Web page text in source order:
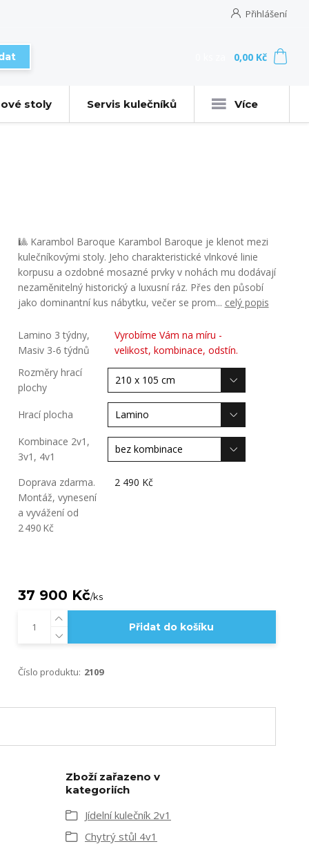
Přihlášení
0,00 Kč
stoly Servis kulečníků Více
🎱 Karambol Baroque Karambol Baroque je klenot mezi
kulečníkovými stoly. Jeho charakteristické vlnkové linie
korpusu a ozdobné mosazné prvky v nohách mu dodávají
nezaměnitelný historický a luxusní ráz. Přes den působí
jako dominantní kus nábytku, večer se prom... celý popis
Lamino 3 týdny,
Masiv 3-6 týdnů
Vyrobíme Vám na míru -
velikost, kombinace, odstín.
Rozměry hrací
plochy
Hrací plocha
Kombinace 2v1,
3v1, 4v1
Doprava zdarma.
Montáž, vynesení
a vyvážení od
2 490 Kč
2 490 Kč
37 900 Kč/ks
Přidat do košíku
Číslo produktu: 2109
Zboží zařazeno v
kategoriích
Jídelní kulečník 2v1
Chytrý stůl 4v1